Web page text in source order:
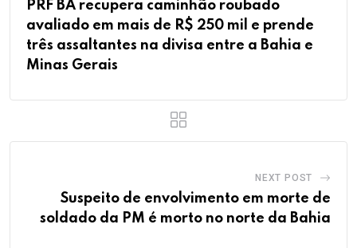
PRF BA recupera caminhão roubado
avaliado em mais de R$ 250 mil e prende
três assaltantes na divisa entre a Bahia e
Minas Gerais
NEXT POST
Suspeito de envolvimento em morte de
soldado da PM é morto no norte da Bahia